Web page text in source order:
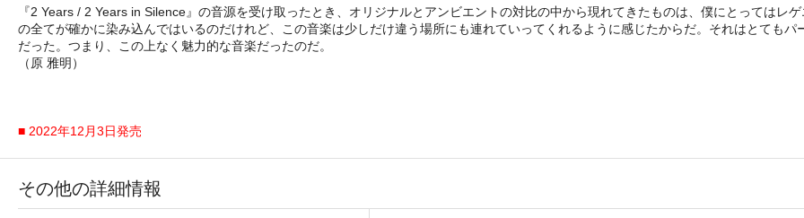
『2 Years / 2 Years in Silence』の音源を受け取ったとき、オリジナルとアンビエントの対比の中から現れてきたものは、僕にとってはレ
の全てが確かに染み込んではいるのだけれど、この音楽は少しだけ違う場所にも連れていってくれるように感じたからだ。それはとても
だった。つまり、この上なく魅力的な音楽だったのだ。
（原 雅明）
■ 2022年12月3日発売
その他の詳細情報